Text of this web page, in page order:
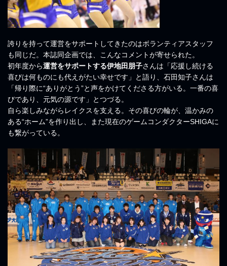
誇りを持って運営をサポートしてきたのはボランティアスタッフ
も同じだ。本誌同企画では、こんなコメントが寄せられた。
初年度から運営をサポートする伊地田朋子さんは「応援し続ける
喜びは何ものにも代えがたい幸せです」と語り、石田知子さんは
「帰り際に“ありがとう”と声をかけてくださる方がいる。一番の喜
びであり、元気の源です」とつづる。
自ら楽しみながらレイクスを支える。その喜びの輪が、温かみの
ある“ホーム”を作り出し、また現在のゲームコンダクターSHIGAに
も繋がっている。